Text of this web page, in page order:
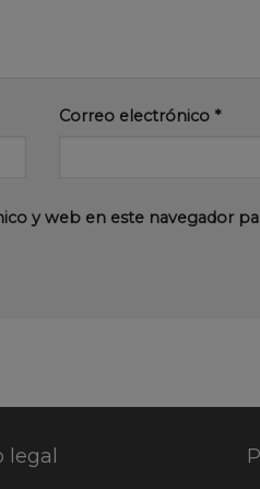
Correo electrónico *
y web en este navegador
legal